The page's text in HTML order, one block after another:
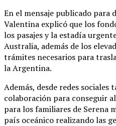
En el mensaje publicado para
Valentina explicó que los
los pasajes y la estadía
Australia, además de los
trámites necesarios para
la Argentina.
Además, desde redes sociales
colaboración para conseguir
para los familiares de Serena
país oceánico realizando las